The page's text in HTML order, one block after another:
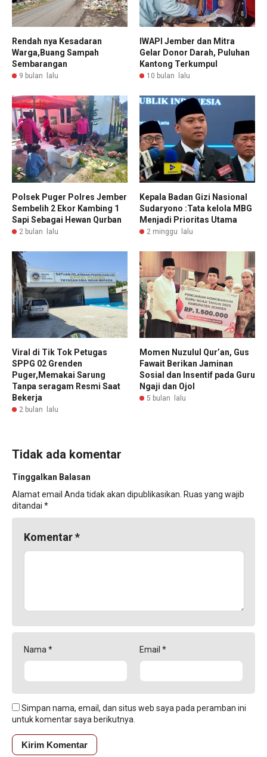
Rendah nya Kesadaran
Warga,Buang Sampah
Sembarangan
9 bulan lalu
IWAPI Jember dan Mitra
Gelar Donor Darah, Puluhan
Kantong Terkumpul
10 bulan lalu
Polsek Puger Polres Jember
Sembelih 2 Ekor Kambing 1
Sapi Sebagai Hewan Qurban
2 bulan lalu
Kepala Badan Gizi Nasional
Sudaryono :Tata kelola MBG
Menjadi Prioritas Utama
2 minggu lalu
Viral di Tik Tok Petugas
SPPG 02 Grenden
Puger,Memakai Sarung
Tanpa seragam Resmi Saat
Bekerja
2 bulan lalu
Momen Nuzulul Qur’an, Gus
Fawait Berikan Jaminan
Sosial dan Insentif pada Guru
Ngaji dan Ojol
5 bulan lalu
Tidak ada komentar
Tinggalkan Balasan
Alamat email Anda tidak akan dipublikasikan. Ruas yang wajib
ditandai *
Komentar*
Nama * Email *
Simpan nama, email, dan situs web saya pada peramban ini
untuk komentar saya berikutnya.